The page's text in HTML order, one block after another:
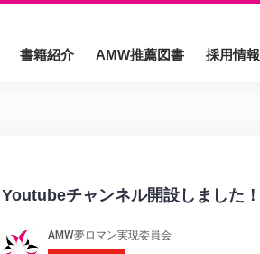
書籍紹介 AMW推薦図書 採用情報
Youtubeチャンネル開設しました！